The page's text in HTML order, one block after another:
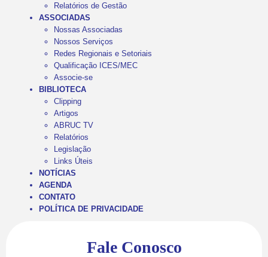
Relatórios de Gestão
ASSOCIADAS
Nossas Associadas
Nossos Serviços
Redes Regionais e Setoriais
Qualificação ICES/MEC
Associe-se
BIBLIOTECA
Clipping
Artigos
ABRUC TV
Relatórios
Legislação
Links Úteis
NOTÍCIAS
AGENDA
CONTATO
POLÍTICA DE PRIVACIDADE
Fale Conosco